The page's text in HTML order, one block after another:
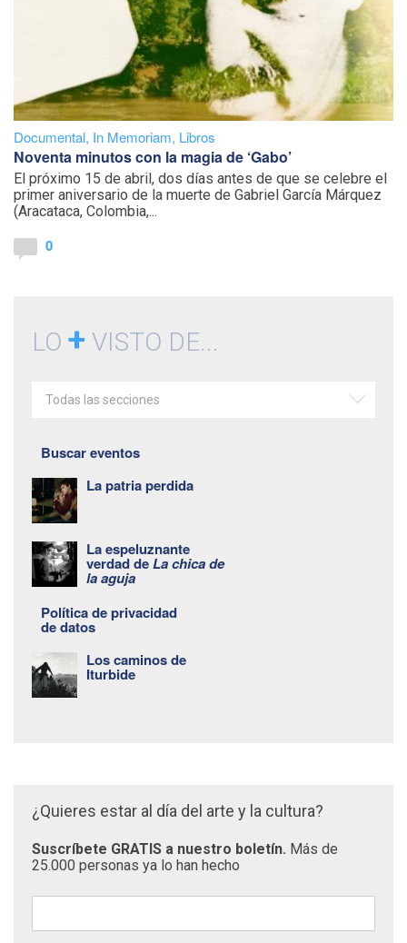
Documental, In Memoriam, Libros
Noventa minutos con la magia de ‘Gabo’
El próximo 15 de abril, dos días antes de que se celebre el
primer aniversario de la muerte de Gabriel García Márquez
(Aracataca, Colombia,...
0
LO + VISTO DE...
Todas las secciones
Buscar eventos
La patria perdida
La espeluznante
verdad deLa chica de
la aguja
Política de privacidad
de datos
Los caminos de
Iturbide
¿Quieres estar al día del arte y la cultura?
Suscríbete GRATIS a nuestro boletín. Más de
25.000 personas ya lo han hecho